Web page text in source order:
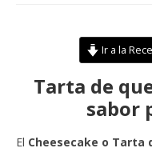
Ir a la
Tarta de
sabor
El Cheesecake o Tarta